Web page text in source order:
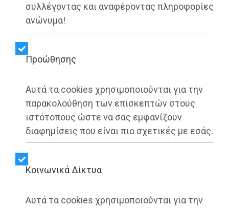
συλλέγοντας και αναφέροντας πληροφορίες
ανώνυμα!
Προώθησης
Αυτά τα cookies χρησιμοποιούνται για την
παρακολούθηση των επισκεπτών στους
ιστότοπους ώστε να σας εμφανίζουν
διαφημίσεις που είναι πιο σχετικές με εσάς.
Kοινωνικά Δίκτυα
Αυτά τα cookies χρησιμοποιούνται για την
Share:
Dimotisnews | 14/11/2025 - 19:14
▶️ Ακούστε το κείμενο